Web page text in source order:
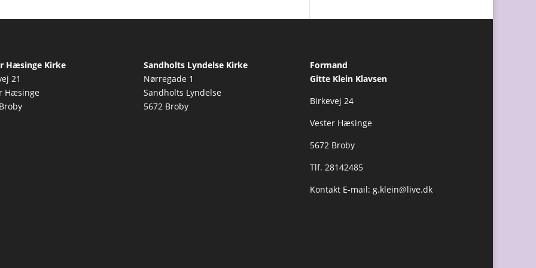
Hæsinge Kirke
21
Hæsinge
Sandholts Lyndelse Kirke
Nørregade 1
Sandholts Lyndelse
5672 Broby
Formand
Gitte Klein Klavsen
Birkevej 24
Vester Hæsinge
5672 Broby
Tlf. 28142485
Kontakt E-mail: g.klein@live.dk